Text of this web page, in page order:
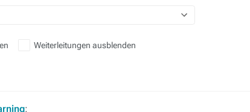
Weiterleitungen ausblenden
: